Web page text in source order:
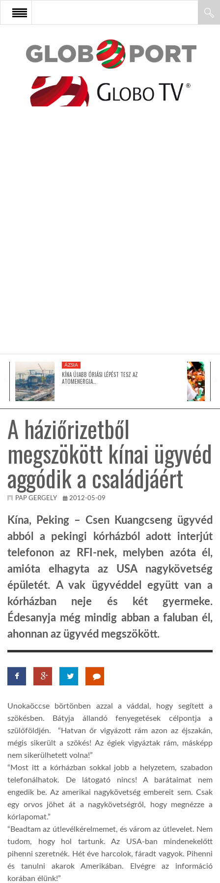
FŐOLDAL
AFRIKA
GLOBOTV BP
HÍR3D
TROPICALMAGAZIN
GLOBOTV
AFRIKA TUDÁSTÁR
A NAP SZÉPE
LINKTR.EE
GLOBOZSARU
DOBRAVERO.HU
GLOBOBOOK
ÁZSIA
KÍNA ÚJABB ÓRIÁSI LÉPÉST TESZ AZ
ATOMENERGIA…
A háziőrizetből
megszökött kínai ügyvéd
aggódik a családjáért
PAP GERGELY 2012-05-09
Kína, Peking – Csen Kuangcseng ügyvéd
abból a pekingi kórházból adott interjút
telefonon az RFI-nek, melyben azóta él,
amióta elhagyta az USA nagykövetség
épületét. A vak ügyvéddel együtt van a
kórházban neje és két gyermeke.
Édesanyja még mindig abban a faluban él,
ahonnan az ügyvéd megszökött.
Unokaöccse börtönben azzal a váddal, hogy segített a
szökésben. Bátyja állandó fenyegetések célpontja a
szülőföldjén. “Hatvan őr vigyázott rám azon az éjszakán,
mégis sikerült a szökés! Az égiek vigyáztak rám, másképp
nem sikerülhetett volna!”
“Most itt a kórházban sokkal jobb a helyzetem, szabadon
telefonálhatok. De látogató nincs! A barátaimat nem
engedik be. Az amerikai nagykövetség embereit sem. Csak
egy orvos jöhet át a nagykövetségről, hogy megnézze a
kórlapomat.”
“Beadtam az útlevélkérelmemet, és várom az útlevelet. Nem
tudom, hogy hol tartunk. Az USA-ban mindenekelőtt
pihenni szeretnék. Hét éve harcolok, fáradt vagyok. Pihenni
és tanulni akarok Amerikában. Elvégre az információ
korában élünk!”